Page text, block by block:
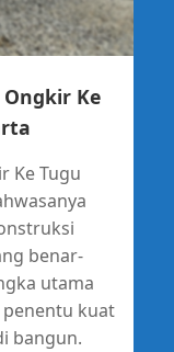
Ke
Ke Tugu
benar-
utama
kuat
bangun.